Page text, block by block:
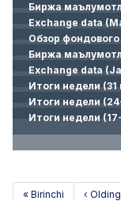
Биржа
Exchange data
Обзор
Биржа
Exchange data
Итоги недели
Итоги недели
Итоги недели
« Birinchi ‹